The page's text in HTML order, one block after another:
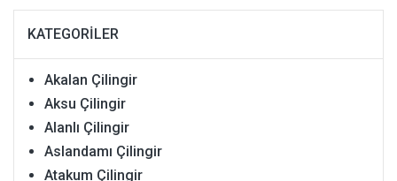
KATEGORILER
Akalan Çilingir
Aksu Çilingir
Alanlı Çilingir
Aslandamı Çilingir
Atakum Çilingir